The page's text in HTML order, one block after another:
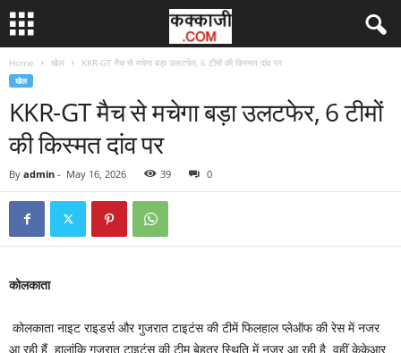
Home खेल KKR-GT मैच से मचेगा बड़ा उलटफेर, 6 टीमों की किस्मत दांव पर
खेल
KKR-GT मैच से मचेगा बड़ा उलटफेर, 6 टीमों
की किस्मत दांव पर
By admin - May 16, 2026 39 0
कोलकाता
कोलकाता नाइट राइडर्स और गुजरात टाइटंस की टीमें फिलहाल प्लेऑफ की रेस में नजर
आ रही हैं. हालांकि गुजरात टाइटंस की टीम बेहतर स्थिति में नजर आ रही है. वहीं केकेआर